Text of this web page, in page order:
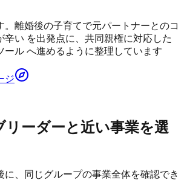
。離婚後の子育てで元パートナーとのコ
辛い を出発点に、共同親権に対応した
ール へ進めるように整理しています
ジ
リーダーと近い事業を選
に、同じグループの事業全体を確認でき